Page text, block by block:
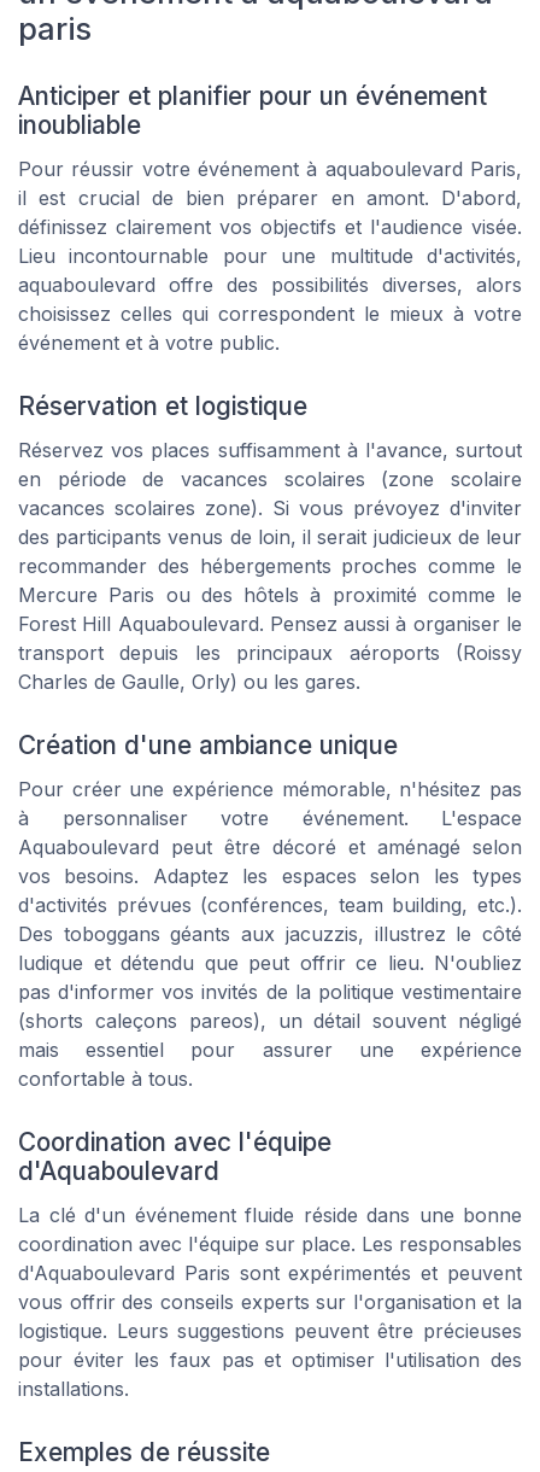
paris
Anticiper et planifier pour un événement
inoubliable
Pour réussir votre événement à aquaboulevard Paris,
il est crucial de bien préparer en amont. D'abord,
définissez clairement vos objectifs et l'audience visée.
Lieu incontournable pour une multitude d'activités,
aquaboulevard offre des possibilités diverses, alors
choisissez celles qui correspondent le mieux à votre
événement et à votre public.
Réservation et logistique
Réservez vos places suffisamment à l'avance, surtout
en période de vacances scolaires (zone scolaire
vacances scolaires zone). Si vous prévoyez d'inviter
des participants venus de loin, il serait judicieux de leur
recommander des hébergements proches comme le
Mercure Paris ou des hôtels à proximité comme le
Forest Hill Aquaboulevard. Pensez aussi à organiser le
transport depuis les principaux aéroports (Roissy
Charles de Gaulle, Orly) ou les gares.
Création d'une ambiance unique
Pour créer une expérience mémorable, n'hésitez pas
à personnaliser votre événement. L'espace
Aquaboulevard peut être décoré et aménagé selon
vos besoins. Adaptez les espaces selon les types
d'activités prévues (conférences, team building, etc.).
Des toboggans géants aux jacuzzis, illustrez le côté
ludique et détendu que peut offrir ce lieu. N'oubliez
pas d'informer vos invités de la politique vestimentaire
(shorts caleçons pareos), un détail souvent négligé
mais essentiel pour assurer une expérience
confortable à tous.
Coordination avec l'équipe
d'Aquaboulevard
La clé d'un événement fluide réside dans une bonne
coordination avec l'équipe sur place. Les responsables
d'Aquaboulevard Paris sont expérimentés et peuvent
vous offrir des conseils experts sur l'organisation et la
logistique. Leurs suggestions peuvent être précieuses
pour éviter les faux pas et optimiser l'utilisation des
installations.
Exemples de réussite